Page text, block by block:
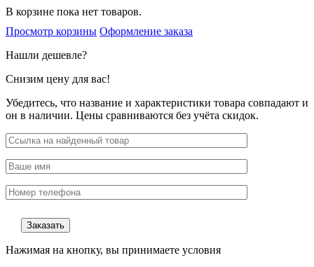
В корзине пока нет товаров.
Просмотр корзины Оформление заказа
Нашли дешевле?
Снизим цену для вас!
Убедитесь, что название и характеристики товара совпадают и
он в наличии. Цены сравниваются без учёта скидок.
Нажимая на кнопку, вы принимаете условия